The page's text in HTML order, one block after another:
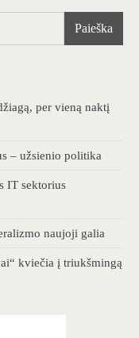
Paieška
per vieną naktį
– užsienio politika
IT sektorius
naujoji galia
kviečia į triukšmingą